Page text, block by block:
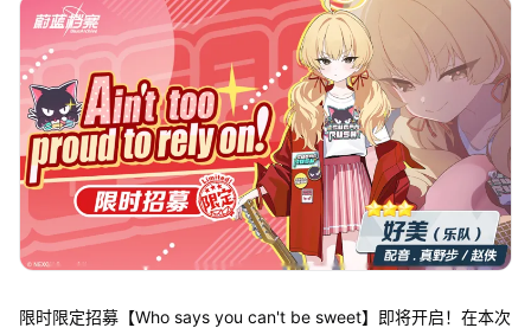
限时限定招募【Who says you can't be sweet】即将开启！在本次